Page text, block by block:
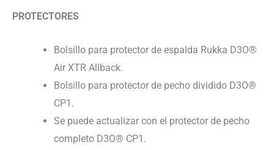
PROTECTORES
Bolsillo para protector de espalda Rukka D3O®
Air XTR Allback.
Bolsillo para protector de pecho dividido D3O®
CP1.
Se puede actualizar con el protector de pecho
completo D3O® CP1.